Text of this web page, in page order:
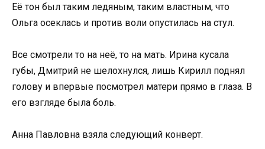
Её тон был таким ледяным, таким властным, что
Ольга осеклась и против воли опустилась на стул.
Все смотрели то на неё, то на мать. Ирина кусала
губы, Дмитрий не шелохнулся, лишь Кирилл поднял
голову и впервые посмотрел матери прямо в глаза. В
его взгляде была боль.
Анна Павловна взяла следующий конверт.